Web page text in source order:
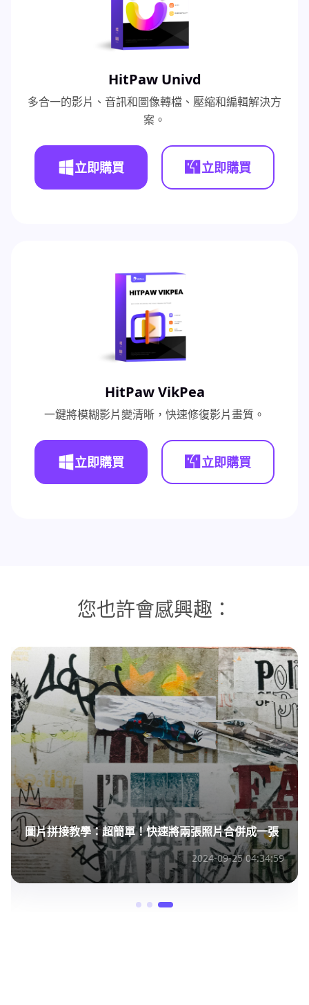
HitPaw Univd
多合一的影片、音訊和圖像轉檔、壓縮和編輯解決方
案。
立即購買 立即購買
HitPaw VikPea
一鍵將模糊影片變清晰，快速修復影片畫質。
立即購買 立即購買
您也許會感興趣：
圖片拼接教學：超簡單！快速將兩張照片合併成一張
2024-09-25 04:34:59